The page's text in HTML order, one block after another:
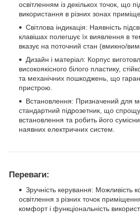
освітленням із декількох точок, що
використання в різних зонах
Світлова індикація: Наявність
клавішах полегшує їх виявлення в
вказує на поточний стан (вмикно/
Дизайн і матеріал: Корпус
високоякісного білого пластику,
та механічних пошкоджень, що
пристрою.
Встановлення: Призначений для
стандартний підрозетник, що
встановлення та робить його
наявних електричних систем.
Переваги:
Зручність керування: Можливість
освітлення з різних точок
комфорт і функціональність